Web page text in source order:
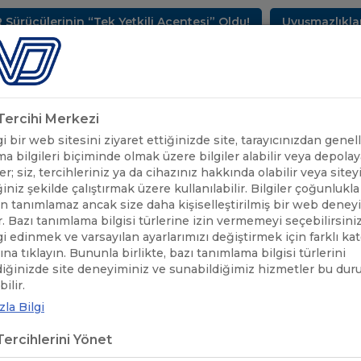
“Tek Yetkili Acentesi” Oldu! Uyuşmazlıkların
SEKTÖREL BİLGİLER UND YAYINLARI
ÖNEMLİ DUYURULAR / UBAK İZİN BELGESİ İLE YAPILAN
İZİN BELGESİ İLE YAPILAN
Merkezi
bir web sitesini ziyaret ettiğinizde site, tarayıcınızdan
bilgileri biçiminde olmak üzere bilgiler alabilir veya
siz, tercihleriniz ya da cihazınız hakkında olabilir veya siteyi
şekilde çalıştırmak üzere kullanılabilir. Bilgiler
tanımlamaz ancak size daha kişiselleştirilmiş bir web
Bazı tanımlama bilgisi türlerine izin vermemeyi
edinmek ve varsayılan ayarlarımızı değiştirmek için farklı
tıklayın. Bununla birlikte, bazı tanımlama bilgisi türlerini
site deneyiminiz ve sunabildiğimiz hizmetler bu
Bilgi
Yönet